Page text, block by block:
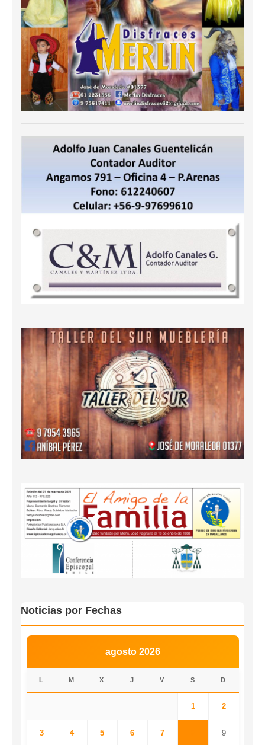
Noticias por Fechas
agosto 2026
L M X J V S D
1 2
3 4 5 6 7 9